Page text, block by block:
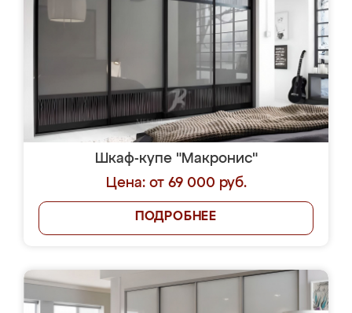
Шкаф-купе "Макронис"
Цена: от 69 000 руб.
ПОДРОБНЕЕ